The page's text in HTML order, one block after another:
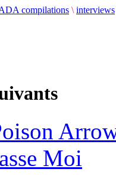
compilations \ interviews
Moi